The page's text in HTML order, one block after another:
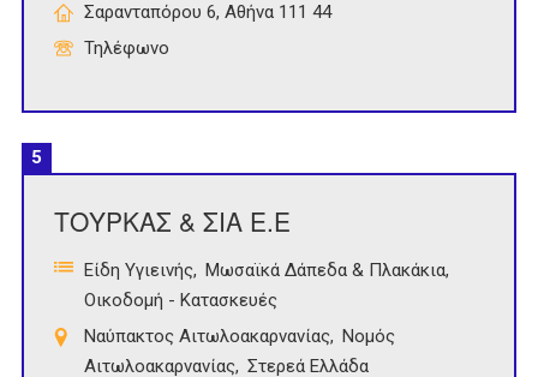
Σαρανταπόρου 6, Αθήνα 111 44
Τηλέφωνο
5
ΤΟΥΡΚΑΣ & ΣΙΑ Ε.Ε
Είδη Υγιεινής
Μωσαϊκά Δάπεδα & Πλακάκια
Οικοδομή - Κατασκευές
Ναύπακτος Αιτωλοακαρνανίας
Νομός
Αιτωλοακαρνανίας
Στερεά Ελλάδα